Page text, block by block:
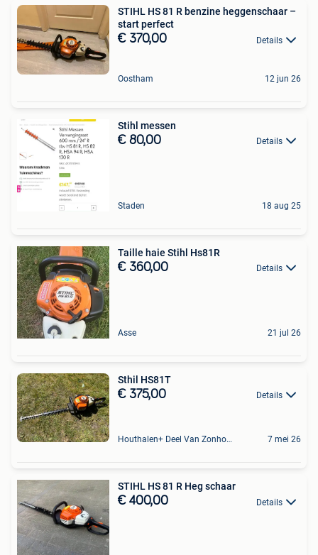
STIHL HS 81 R benzine heggenschaar –
start perfect
€ 370,00 Details
Oostham 12 jun 26
Stihl messen
€ 80,00 Details
Staden 18 aug 25
Taille haie Stihl Hs81R
€ 360,00 Details
Asse 21 jul 26
Sthil HS81T
€ 375,00 Details
Houthalen+ Deel Van Zonhoven En Zolder 7 mei 26
STIHL HS 81 R Heg schaar
€ 400,00 Details